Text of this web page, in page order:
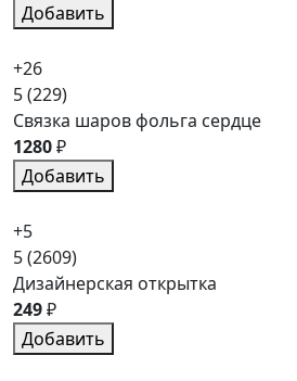
Добавить
+26
5(229)
Связка шаров фольга сердце
1280₽
Добавить
+5
5(2609)
Дизайнерская открытка
249₽
Добавить